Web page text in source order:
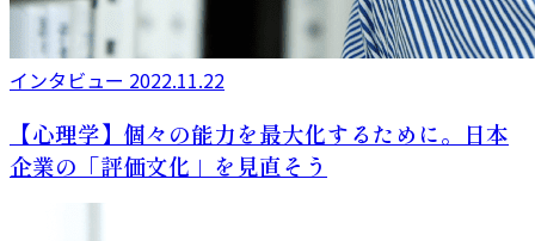
インタビュー 2022.11.22
【心理学】個々の能力を最大化するために。日本
企業の「評価文化」を見直そう